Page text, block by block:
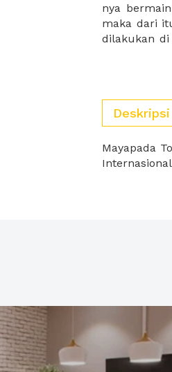
nya
maka dari
dilakukan
pilihan
Mayapada
Internasional. Terletak di kawasan Strategis karna dapat